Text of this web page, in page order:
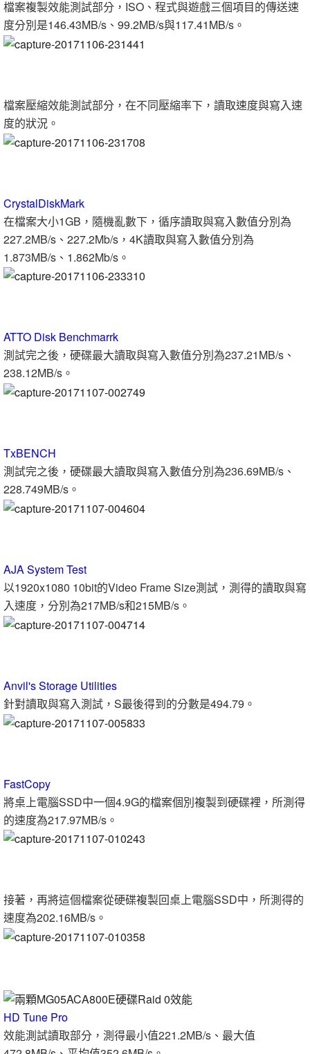
檔案複製效能測試部分，ISO、程式與遊戲三個項目的傳送速
度分別是146.43MB/s、99.2MB/s與117.41MB/s。
檔案壓縮效能測試部分，在不同壓縮率下，讀取速度與寫入速
度的狀況。
CrystalDiskMark
在檔案大小1GB，隨機亂數下，循序讀取與寫入數值分別為
227.2MB/s、227.2Mb/s，4K讀取與寫入數值分別為
1.873MB/s、1.862Mb/s。
ATTO Disk Benchmarrk
測試完之後，硬碟最大讀取與寫入數值分別為237.21MB/s、
238.12MB/s。
TxBENCH
測試完之後，硬碟最大讀取與寫入數值分別為236.69MB/s、
228.749MB/s。
AJA System Test
以1920x1080 10bit的Video Frame Size測試，測得的讀取與寫
入速度，分別為217MB/s和215MB/s。
Anvil's Storage Utilities
針對讀取與寫入測試，S最後得到的分數是494.79。
FastCopy
將桌上電腦SSD中一個4.9G的檔案個別複製到硬碟裡，所測得
的速度為217.97MB/s。
接著，再將這個檔案從硬碟複製回桌上電腦SSD中，所測得的
速度為202.16MB/s。
HD Tune Pro
效能測試讀取部分，測得最小值221.2MB/s、最大值